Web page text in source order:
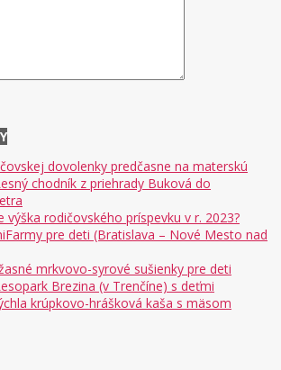
dovolenky predčasne na materskú
chodník z priehrady Buková do
výška rodičovského príspevku v r. 2023?
pre deti (Bratislava – Nové Mesto nad
mrkvovo-syrové sušienky pre deti
Brezina (v Trenčíne) s deťmi
krúpkovo-hrášková kaša s mäsom